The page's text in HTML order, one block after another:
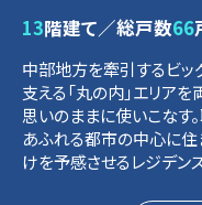
13階建て／総戸数66
中部地方を牽引するビッ
支える「丸の内」エリア
思いのままに使いこなす
あふれる都市の中心に住
けを予感させるレジデン